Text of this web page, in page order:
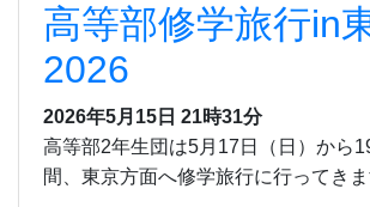
高等部修学旅行in
2026
2026年5月15日 21時31分
高等部2年生団は5月17日（日）から
間、東京方面へ修学旅行に行ってきま